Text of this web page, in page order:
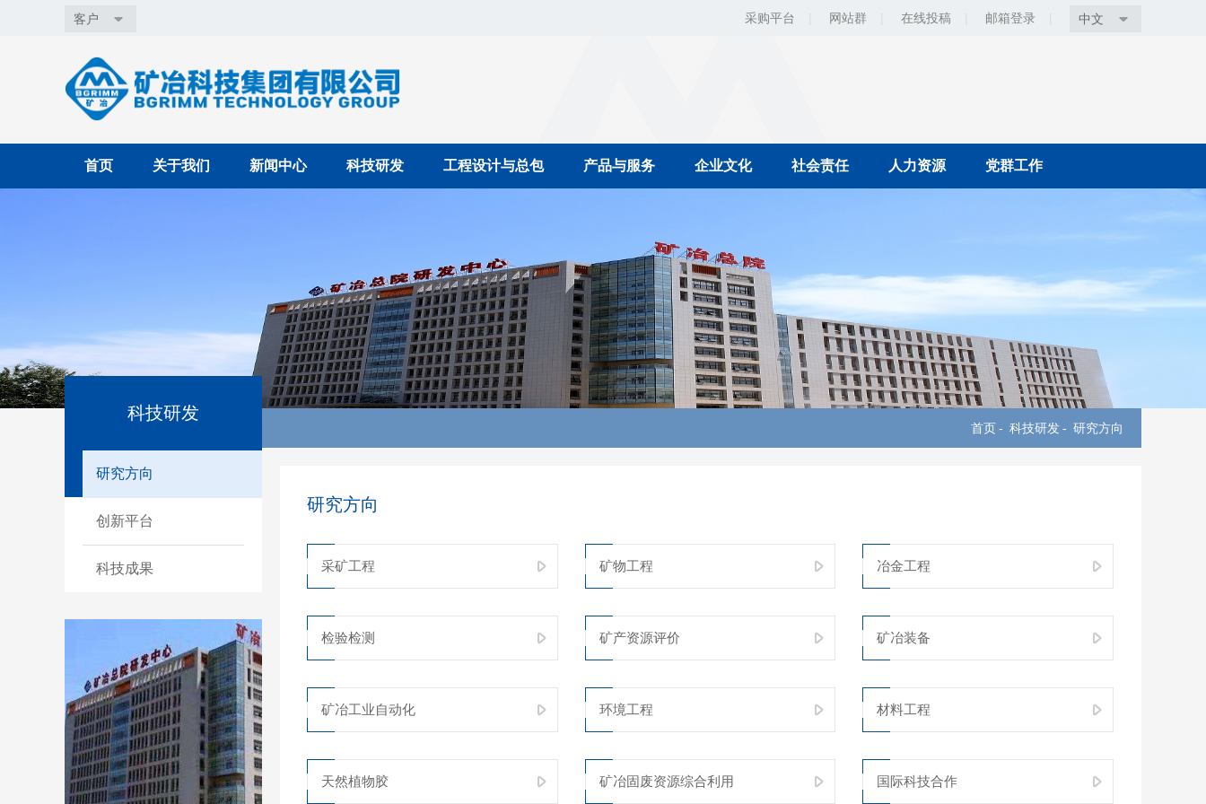
客户 采购平台 网站群 在线投稿 邮箱登录 中文
首页 关于我们 新闻中心 科技研发 工程设计与总包 产品与服务 企业文化 社会责任 人力资源 党群工作
首页- 科技研发- 研究方向
科技研发
研究方向
创新平台
科技成果
研究方向
采矿工程 矿物工程 冶金工程
检验检测 矿产资源评价 矿冶装备
矿冶工业自动化 环境工程 材料工程
天然植物胶 矿冶固废资源综合利用 国际科技合作